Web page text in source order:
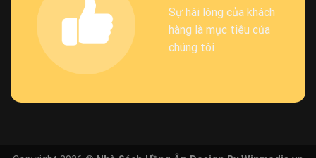
Sự hài lòng của khách
hàng là mục tiêu của
chúng tôi